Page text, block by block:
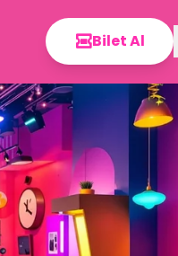
Bilet Al